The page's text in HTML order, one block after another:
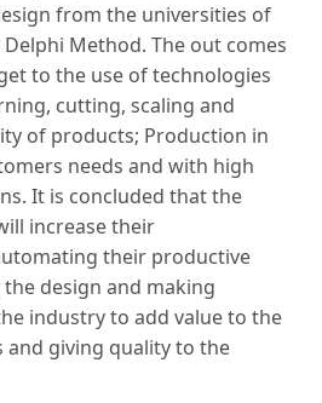
from the universities of
Method. The out comes
to the use of technologies
cutting, scaling and
of products; Production in
needs and with high
It is concluded that the
increase their
their productive
the design and making
industry to add value to the
and giving quality to the